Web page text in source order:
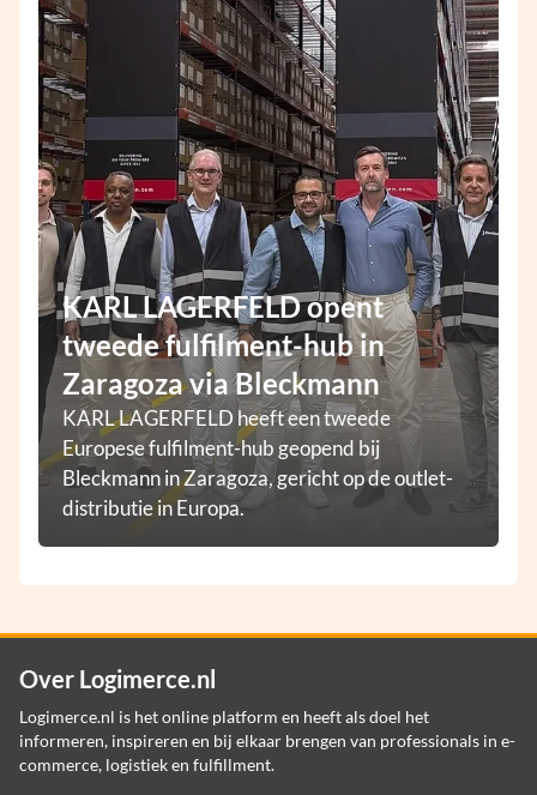
KARL LAGERFELD opent
tweede fulfilment-hub in
Zaragoza via Bleckmann
KARL LAGERFELD heeft een tweede
Europese fulfilment-hub geopend bij
Bleckmann in Zaragoza, gericht op de outlet-
distributie in Europa.
Over Logimerce.nl
Logimerce.nl is het online platform en heeft als doel het
informeren, inspireren en bij elkaar brengen van professionals in e-
commerce, logistiek en fulfillment.